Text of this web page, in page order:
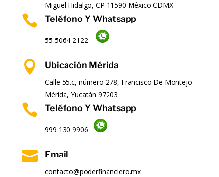
Miguel Hidalgo, CP 11590 México CDMX
 Teléfono Y Whatsapp
55 5064 2122
 Ubicación Mérida
Calle 55.c, número 278, Francisco De Montejo
Mérida, Yucatán 97203
 Teléfono Y Whatsapp
999 130 9906
 Email
contacto@poderfinanciero.mx